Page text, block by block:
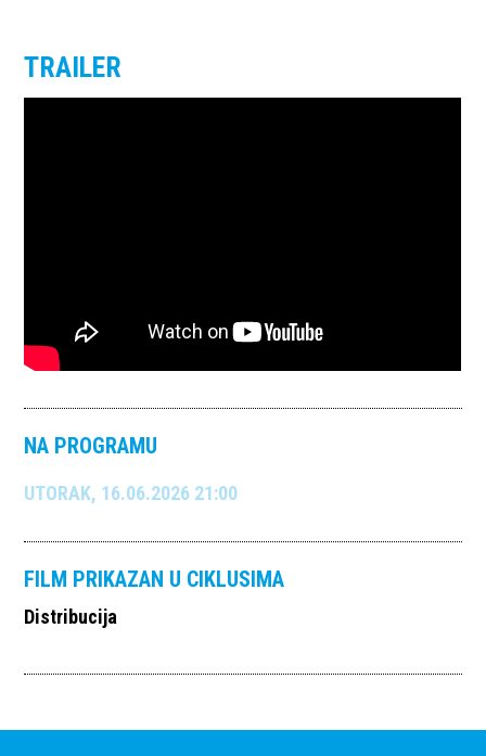
TRAILER
NA PROGRAMU
UTORAK, 16.06.2026 21:00
FILM PRIKAZAN U CIKLUSIMA
Distribucija